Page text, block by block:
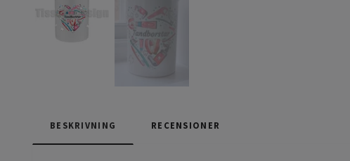
BESKRIVNING RECENSIONER